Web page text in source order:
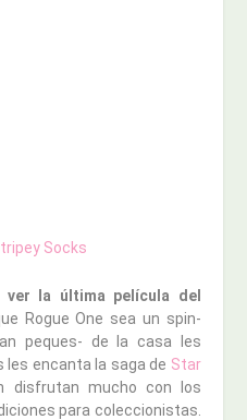
Socks
la última película del
Rogue One sea un spin-
peques- de la casa les
les encanta la saga de Star
disfrutan mucho con los
para coleccionistas.